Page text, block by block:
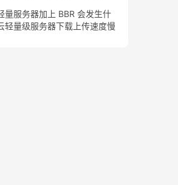
量服务器加上 BBR 会发生什
轻量级服务器下载上传速度慢